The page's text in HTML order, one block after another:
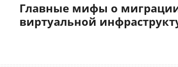
Главные мифы о
виртуальной